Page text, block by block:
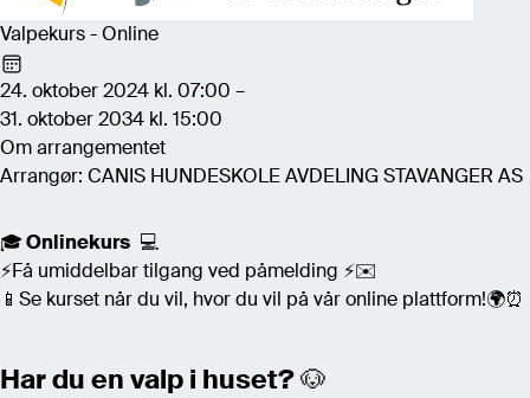
Valpekurs - Online
24. oktober 2024 kl. 07:00 –
31. oktober 2034 kl. 15:00
Om arrangementet
Arrangør: CANIS HUNDESKOLE AVDELING STAVANGER AS
🎓Onlinekurs 💻
⚡Få umiddelbar tilgang ved påmelding ⚡✉️
📱Se kurset når du vil, hvor du vil på vår online plattform!🌍⏰
Har du en valp i huset?🐶